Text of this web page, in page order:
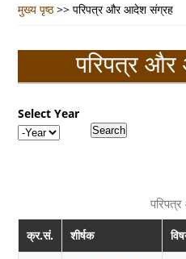
मुख्य पृष्ठ >>परिपत्र और आदेश संग्रह
परिपत्र
Select Year
Year
क्र.सं. शीर्षक